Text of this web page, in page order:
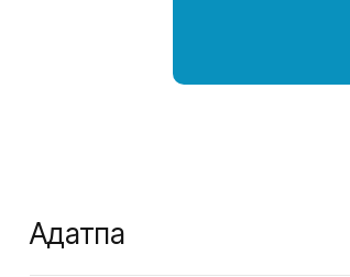
Аңдатпа